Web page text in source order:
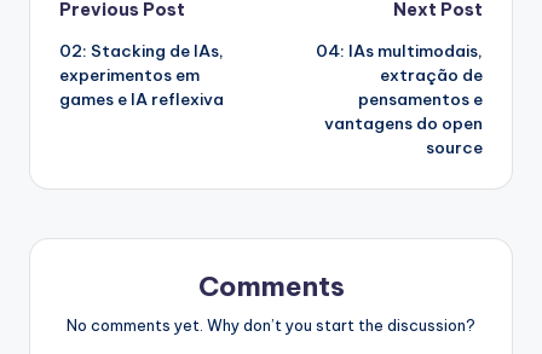
Post
navigation
Previous Post
02: Stacking de IAs,
experimentos em
games e IA reflexiva
Next Post
04: IAs multimodais,
extração de
pensamentos e
vantagens do open
source
Comments
No comments yet. Why don’t you start the discussion?